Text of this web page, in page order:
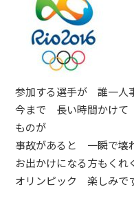
参加する選手が 誰一人
今まで 長い時間かけて
ものが
事故があると 一瞬で壊
お出かけになる方もくれ
オリンピック 楽しみで